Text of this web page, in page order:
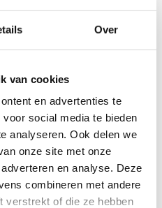
Over
van cookies
en advertenties te
social media te bieden
analyseren. Ook delen we
onze site met onze
en analyse. Deze
combineren met andere
verstrekt of die ze hebben